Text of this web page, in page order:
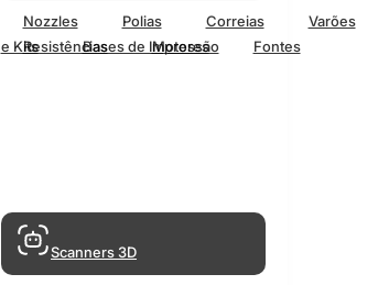
Resistências Motores
Fontes
Nozzles Polias Correias
Varões
e Kits
Bases de Impressão
Scanners 3D